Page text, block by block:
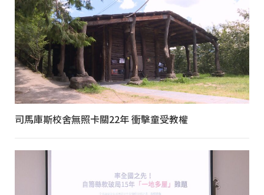
司馬庫斯校舍無照卡關22年 衝擊童受教權